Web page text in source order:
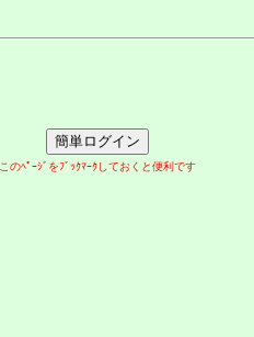
このﾍﾟｰｼﾞをﾌﾞｯｸﾏｰｸしておくと便利です